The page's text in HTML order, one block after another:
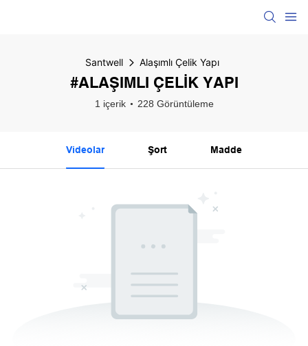
Santwell Alaşımlı Çelik Yapı
#ALAŞIMLI ÇELIK YAPI
1 içerik 228 Görüntüleme
Videolar Şort Madde